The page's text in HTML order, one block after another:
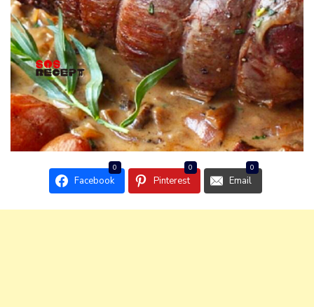
0
Facebook
0
Pinterest
0
Email